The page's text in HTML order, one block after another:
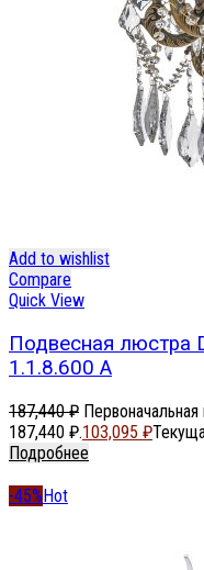
Add to wishlist
Compare
Quick View
Подвесная люстра
1.1.8.600 A
187,440₽
187,440 ₽.103,095 ₽
Подробнее
-45%Hot